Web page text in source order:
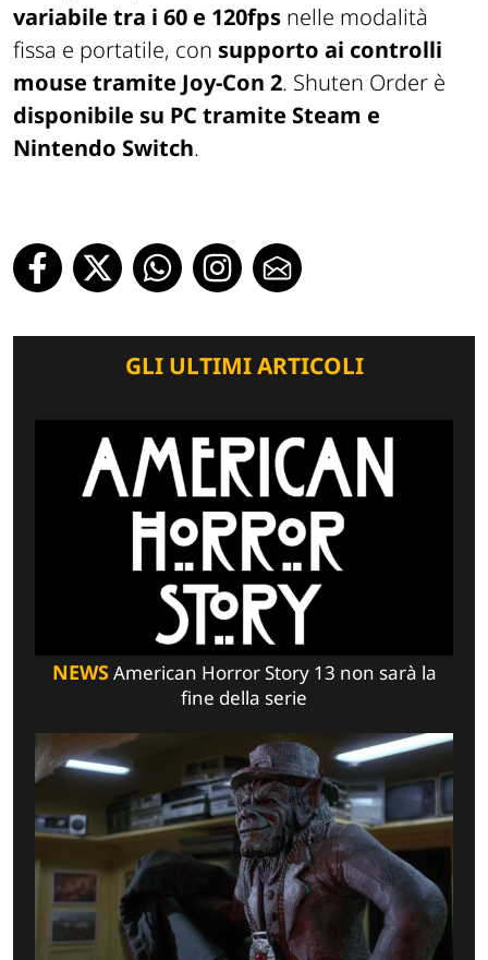
variabile tra i 60 e 120fps nelle modalità
fissa e portatile, con supporto ai controlli
mouse tramite Joy-Con 2. Shuten Order è
disponibile su PC tramite Steam e
Nintendo Switch.
GLI ULTIMI ARTICOLI
NEWSAmerican Horror Story 13 non sarà la
fine della serie